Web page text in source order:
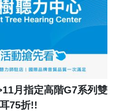
月指定高階G7系列雙
耳75折!!